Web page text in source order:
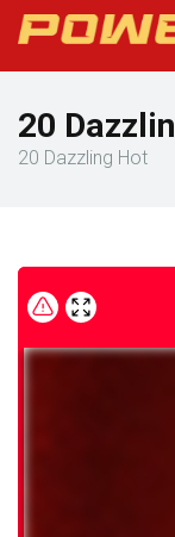
20
20 Dazzling Hot